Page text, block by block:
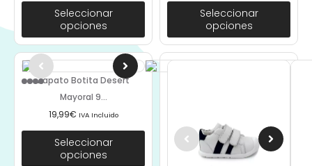
Seleccionar
opciones
Seleccionar
opciones
Zapato Botita Desert
Mayoral 9...
19,99€ IVA Incluido
Seleccionar
opciones